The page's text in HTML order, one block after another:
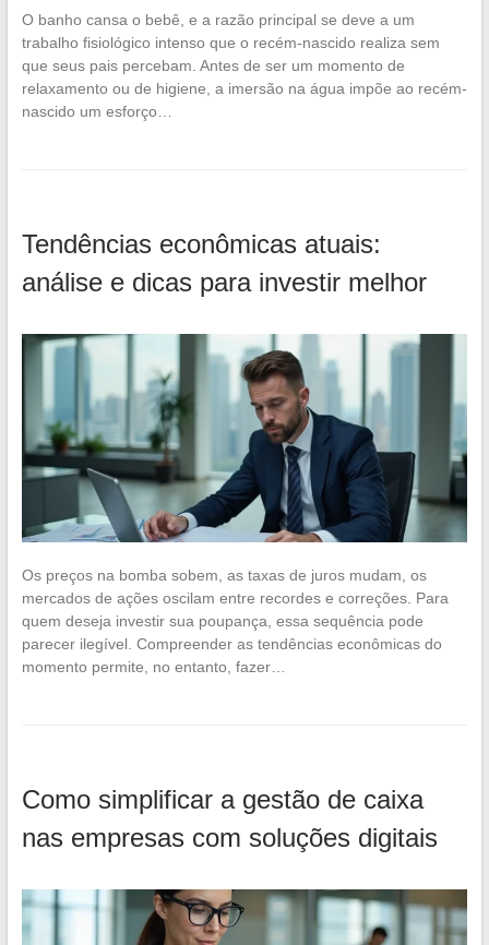
O banho cansa o bebê, e a razão principal se deve a um
trabalho fisiológico intenso que o recém-nascido realiza sem
que seus pais percebam. Antes de ser um momento de
relaxamento ou de higiene, a imersão na água impõe ao recém-
nascido um esforço…
Tendências econômicas atuais:
análise e dicas para investir melhor
Os preços na bomba sobem, as taxas de juros mudam, os
mercados de ações oscilam entre recordes e correções. Para
quem deseja investir sua poupança, essa sequência pode
parecer ilegível. Compreender as tendências econômicas do
momento permite, no entanto, fazer…
Como simplificar a gestão de caixa
nas empresas com soluções digitais